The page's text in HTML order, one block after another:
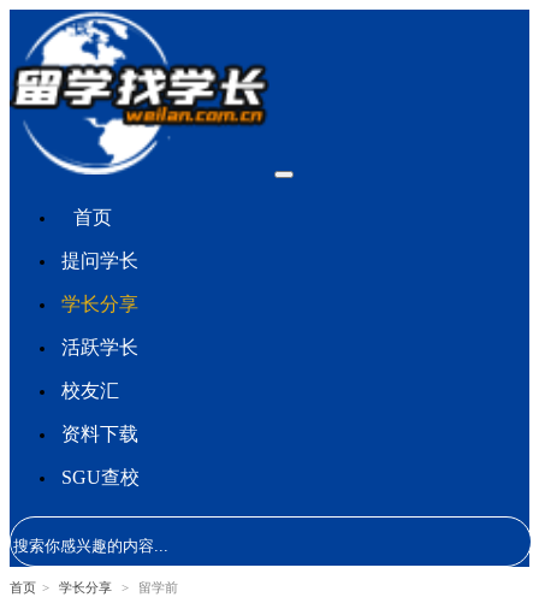
首页
提问学长
学长分享
活跃学长
校友汇
资料下载
SGU查校
首页 > 学长分享 > 留学前